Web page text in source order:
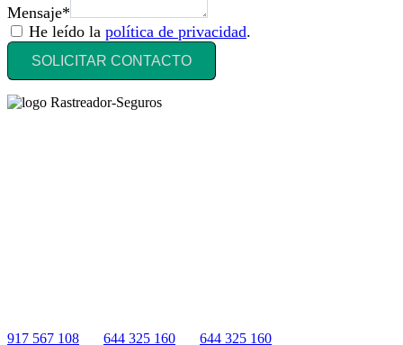
Mensaje*
He leído la política de privacidad.
SOLICITAR CONTACTO
917 567 108
644 325 160 644 325 160